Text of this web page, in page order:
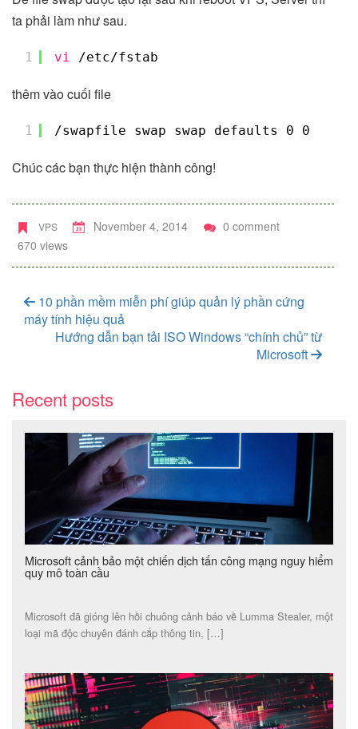
ta phải làm như sau.
1 vi /etc/fstab
thêm vào cuối file
1 /swapfile swap swap defaults 0 0
Chúc các bạn thực hiện thành công!
VPS November 4, 2014
0 comment
670 views
10 phần mềm miễn phí giúp quản lý phần cứng
máy tính hiệu quả
Hướng dẫn bạn tải ISO Windows “chính chủ” từ
Microsoft
Recent posts
Microsoft cảnh bảo một chiến dịch tấn công mạng nguy hiểm
quy mô toàn cầu
Microsoft đã gióng lên hồi chuông cảnh báo về Lumma Stealer, một
loại mã độc chuyên đánh cắp thông tin, […]